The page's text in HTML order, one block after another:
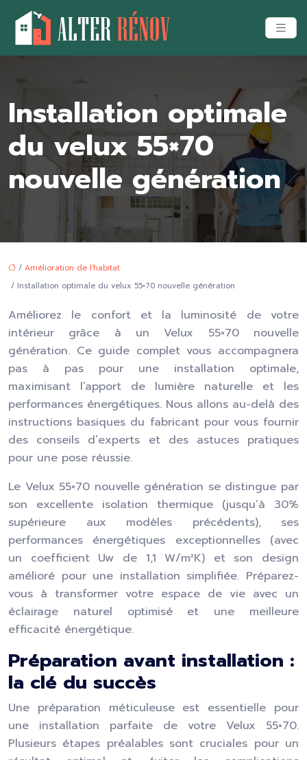
Installation optimale
du velux 55×70
nouvelle génération
/ Amélioration de l'habitat
/ Installation optimale du velux 55×70 nouvelle génération
Améliorez le confort et la luminosité de votre
intérieur grâce à un Velux 55×70 nouvelle
génération. Ce guide complet vous accompagnera
pas à pas pour une installation optimale,
maximisant l’apport de lumière naturelle et les
performances énergétiques. Nous allons au-delà des
instructions basiques du fabricant pour vous fournir
des conseils d’experts et des astuces pratiques
pour une pose réussie.
Le Velux 55×70 nouvelle génération se distingue par
son excellente isolation thermique (jusqu’à 30%
supérieure aux modèles précédents), ses
performances énergétiques exceptionnelles (avec
un coefficient Uw de 1,1 W/m²K) et son design
amélioré pour une installation simplifiée. Préparez-
vous à transformer votre espace de vie avec un
éclairage naturel optimisé et une meilleure
efficacité énergétique.
Préparation avant installation :
la clé du succès
Une préparation méticuleuse est essentielle pour
une installation parfaite de votre Velux 55×70.
Plusieurs étapes préalables sont cruciales pour un